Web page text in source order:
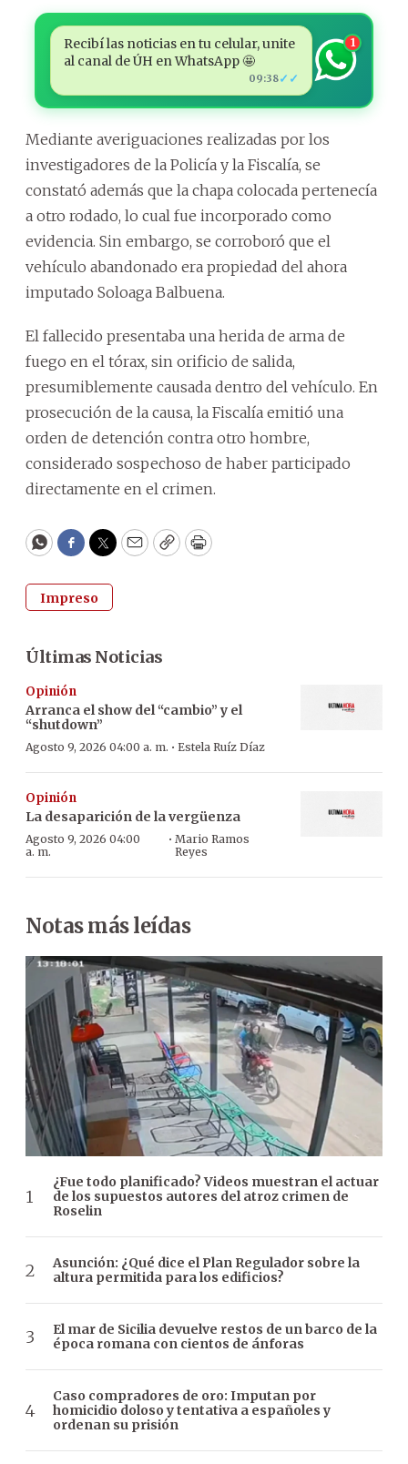
Recibí las noticias en tu celular, unite
al canal de ÚH en WhatsApp 🤩
09:38✓✓
1
Mediante averiguaciones realizadas por los
investigadores de la Policía y la Fiscalía, se
constató además que la chapa colocada pertenecía
a otro rodado, lo cual fue incorporado como
evidencia. Sin embargo, se corroboró que el
vehículo abandonado era propiedad del ahora
imputado Soloaga Balbuena.
El fallecido presentaba una herida de arma de
fuego en el tórax, sin orificio de salida,
presumiblemente causada dentro del vehículo. En
prosecución de la causa, la Fiscalía emitió una
orden de detención contra otro hombre,
considerado sospechoso de haber participado
directamente en el crimen.
WhatsApp
Facebook
Twitter
EmailCopyPrint
Impreso
Últimas Noticias
Opinión
Arranca el show del “cambio” y el
“shutdown”
Agosto 9, 2026 04:00 a. m. · Estela Ruíz Díaz
Opinión
La desaparición de la vergüenza
Agosto 9, 2026 04:00
a. m.
· Mario Ramos
Reyes
Notas más leídas
¿Fue todo planificado? Videos muestran el actuar
de los supuestos autores del atroz crimen de
Roselin
Asunción: ¿Qué dice el Plan Regulador sobre la
altura permitida para los edificios?
El mar de Sicilia devuelve restos de un barco de la
época romana con cientos de ánforas
Caso compradores de oro: Imputan por
homicidio doloso y tentativa a españoles y
ordenan su prisión